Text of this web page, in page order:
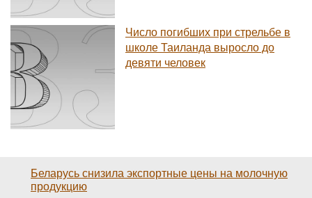
Число погибших при стрельбе в
школе Таиланда выросло до
девяти человек
Беларусь снизила экспортные цены на молочную
продукцию